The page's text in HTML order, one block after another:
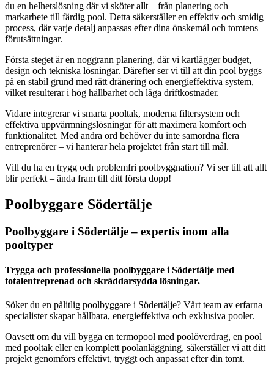
du en helhetslösning där vi sköter allt – från planering och
markarbete till färdig pool. Detta säkerställer en effektiv och smidig
process, där varje detalj anpassas efter dina önskemål och tomtens
förutsättningar.
Första steget är en noggrann planering, där vi kartlägger budget,
design och tekniska lösningar. Därefter ser vi till att din pool byggs
på en stabil grund med rätt dränering och energieffektiva system,
vilket resulterar i hög hållbarhet och låga driftkostnader.
Vidare integrerar vi smarta pooltak, moderna filtersystem och
effektiva uppvärmningslösningar för att maximera komfort och
funktionalitet. Med andra ord behöver du inte samordna flera
entreprenörer – vi hanterar hela projektet från start till mål.
Vill du ha en trygg och problemfri poolbyggnation? Vi ser till att allt
blir perfekt – ända fram till ditt första dopp!
Poolbyggare Södertälje
Poolbyggare i Södertälje – expertis inom alla
pooltyper
Trygga och professionella poolbyggare i Södertälje med
totalentreprenad och skräddarsydda lösningar.
Söker du en pålitlig poolbyggare i Södertälje? Vårt team av erfarna
specialister skapar hållbara, energieffektiva och exklusiva pooler.
Oavsett om du vill bygga en termopool med poolöverdrag, en pool
med pooltak eller en komplett poolanläggning, säkerställer vi att ditt
projekt genomförs effektivt, tryggt och anpassat efter din tomt.